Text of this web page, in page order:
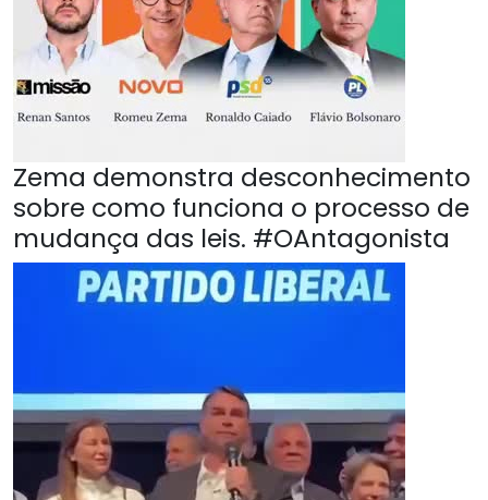
Zema demonstra desconhecimento
sobre como funciona o processo de
mudança das leis. #OAntagonista